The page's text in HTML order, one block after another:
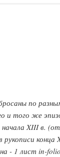
по
и того же
XIII в.
- 1 лист in-